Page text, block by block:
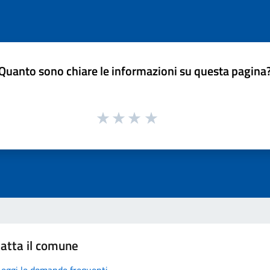
sono chiare le informazioni su questa
il comune